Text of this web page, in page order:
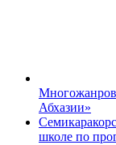
Абхазии»
школе по